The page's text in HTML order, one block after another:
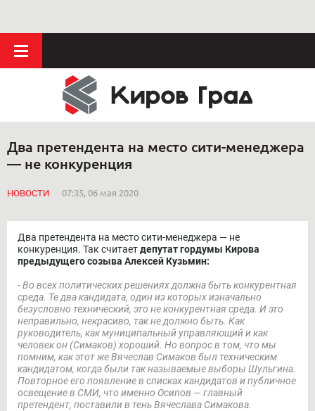
Два претендента на место сити-менеджера
— не конкуренция
НОВОСТИ 07:35, 06 мая 2020
Два претендента на место сити-менеджера — не
конкуренция. Так считаетдепутат гордумы Кирова
предыдущего созыва Алексей Кузьмин:
- Во всех политических решениях должна быть конкурентная
среда. Те два кандидата, один из которых изначально
безусловно технический, это не конкурентная среда. И это
неправильно, некрасиво, так не должно быть. Как
руководитель, как муниципальный управляющий и как
человек он (Симаков) хороший. Но вопрос в том, что мы
помним, как этот же Вячеслав Симаков был техническим
кандидатом, когда были так называемые выборы Шульгина.
Повторное его появление в списках кандидатов и публичное
освещение в СМИ, что именно Осипов — главный
претендент, поставили в тень Вячеслава Симакова.